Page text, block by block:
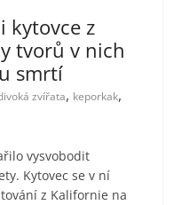
kytovce z
tvorů v nich
smrtí
zvířata, keporkak,
vysvobodit
Kytovec se v ní
z Kalifornie na